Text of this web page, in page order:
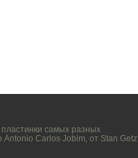
самых разных
Antonio Carlos Jobim, от Stan Getz